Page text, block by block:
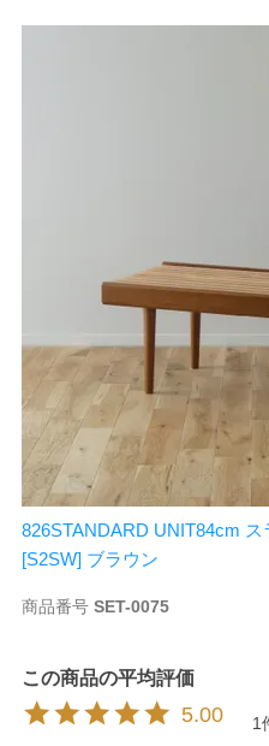
826STANDARD UNIT84cm
[S2SW] ブラウン
商品番号 SET-0075
5.00 1